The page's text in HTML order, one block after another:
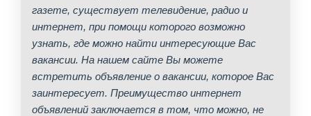
газете, существует телевидение, радио и
интернет, при помощи которого возможно
узнать, где можно найти интересующие Вас
вакансии. На нашем сайте Вы можете
встретить объявление о вакансии, которое Вас
заинтересует. Преимущество интернет
объявлений заключается в том, что можно, не